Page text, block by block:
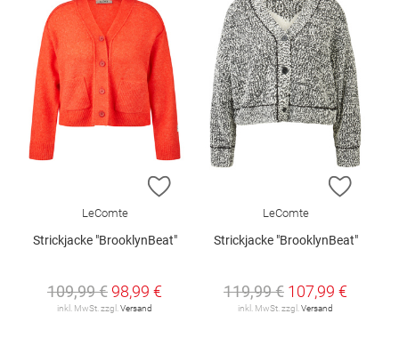
ZUR WUNSCHLISTE HINZUFÜGEN
LeComte
Strickjacke "BrooklynBeat"
109,99 € 98,99 €
inkl. MwSt. zzgl. Versand
ZUR
LeComte
Strickjacke "BrooklynBeat"
119,99 € 107,99 €
inkl. MwSt. zzgl. Versand